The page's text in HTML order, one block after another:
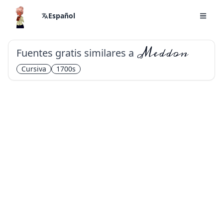
Español
Fuentes gratis similares a Meddon
Cursiva 1700s